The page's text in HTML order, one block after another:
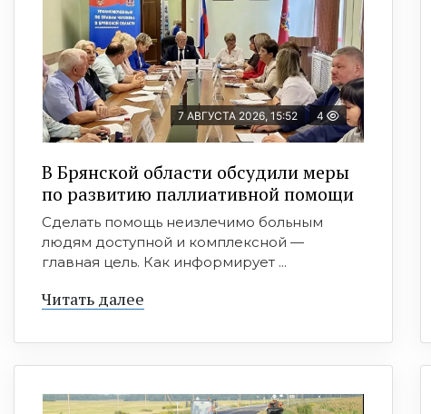
7 АВГУСТА 2026, 15:52 4
В Брянской области обсудили меры
по развитию паллиативной помощи
Сделать помощь неизлечимо больным
людям доступной и комплексной —
главная цель. Как информирует ...
Читать далее